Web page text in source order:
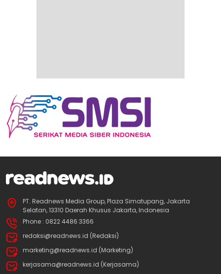
PT. Readnews Media Group, Plaza Simatupang, Jakarta
Selatan, 13310 Daerah Khusus Jakarta, Indonesia
Phone : 0822 4486 3366
redaksi@readnews.id (Redaksi)
marketing@readnews.id (Marketing)
kerjasama@readnews.id (Kerjasama)